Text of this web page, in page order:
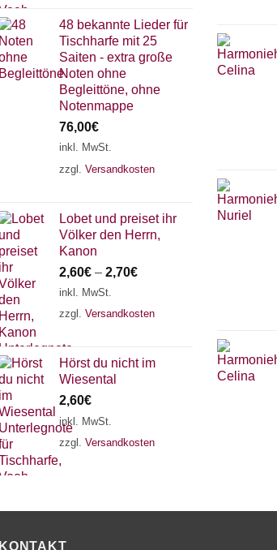
48 bekannte Lieder für
Tischharfe mit 25
Saiten - extra große
Noten ohne
Begleittöne, ohne
Notenmappe
76,00€
inkl. MwSt.
zzgl. Versandkosten
Lobet und preiset ihr
Völker den Herrn,
Kanon
2,60€ – 2,70€
inkl. MwSt.
zzgl. Versandkosten
Hörst du nicht im
Wiesental
2,60€
inkl. MwSt.
zzgl. Versandkosten
KONTAKT
18 SAITEN